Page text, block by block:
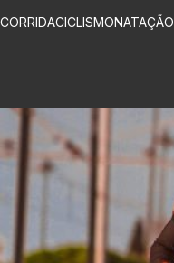
CORRIDACICLISMONATAÇÃO